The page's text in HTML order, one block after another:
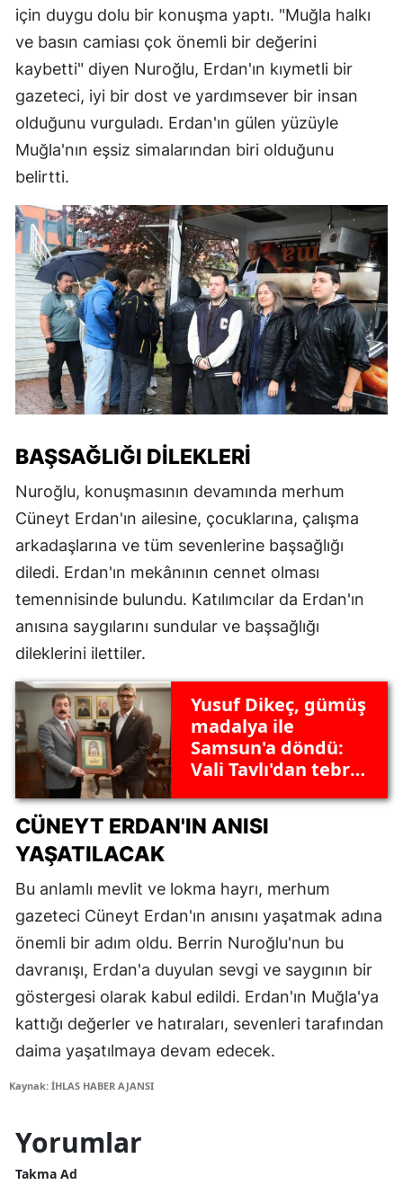
için duygu dolu bir konuşma yaptı. "Muğla halkı
ve basın camiası çok önemli bir değerini
kaybetti" diyen Nuroğlu, Erdan'ın kıymetli bir
gazeteci, iyi bir dost ve yardımsever bir insan
olduğunu vurguladı. Erdan'ın gülen yüzüyle
Muğla'nın eşsiz simalarından biri olduğunu
belirtti.
BAŞSAĞLIĞI DILEKLERI
Nuroğlu, konuşmasının devamında merhum
Cüneyt Erdan'ın ailesine, çocuklarına, çalışma
arkadaşlarına ve tüm sevenlerine başsağlığı
diledi. Erdan'ın mekânının cennet olması
temennisinde bulundu. Katılımcılar da Erdan'ın
anısına saygılarını sundular ve başsağlığı
dileklerini ilettiler.
Yusuf Dikeç, gümüş
madalya ile
Samsun'a döndü:
Vali Tavlı'dan tebrik
CÜNEYT ERDAN'IN ANISI
YAŞATILACAK
Bu anlamlı mevlit ve lokma hayrı, merhum
gazeteci Cüneyt Erdan'ın anısını yaşatmak adına
önemli bir adım oldu. Berrin Nuroğlu'nun bu
davranışı, Erdan'a duyulan sevgi ve saygının bir
göstergesi olarak kabul edildi. Erdan'ın Muğla'ya
kattığı değerler ve hatıraları, sevenleri tarafından
daima yaşatılmaya devam edecek.
Kaynak: İHLAS HABER AJANSI
Yorumlar
Takma Ad